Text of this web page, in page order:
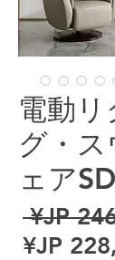
電動
グ・
ェア